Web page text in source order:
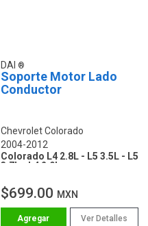
DAI
Soporte Motor Lado
Conductor
Chevrolet Colorado
2004-2012
Colorado L4 2.8L - L5 3.5L - L5
3.7L - L4 2.9L
$699.00 MXN
Ver Detalles